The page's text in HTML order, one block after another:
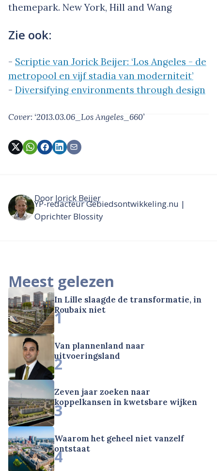
themepark. New York, Hill and Wang
Zie ook:
- Scriptie van Jorick Beijer: ‘Los Angeles - de
metropool en vijf stadia van moderniteit’
- Diversifying environments through design
Cover: ‘2013.03.06_Los Angeles_660’
Door Jorick Beijer
YP-redacteur Gebiedsontwikkeling.nu |
Oprichter Blossity
Meest gelezen
In Lille slaagde de transformatie, in
Roubaix niet
1
Van plannenland naar
uitvoeringsland
2
Zeven jaar zoeken naar
koppelkansen in kwetsbare wijken
3
Waarom het geheel niet vanzelf
ontstaat
4